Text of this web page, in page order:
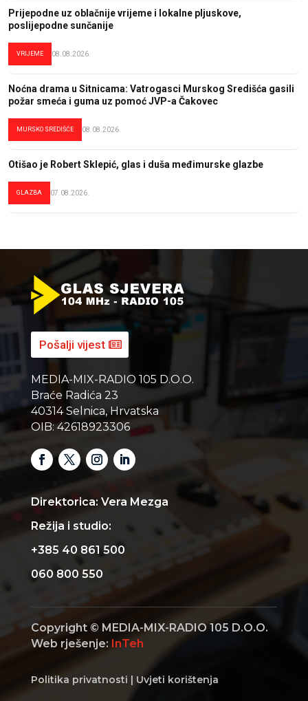
Prijepodne uz oblačnije vrijeme i lokalne pljuskove,
poslijepodne sunčanije
VRIJEME 08.08.2026.
Noćna drama u Sitnicama: Vatrogasci Murskog Središća gasili
požar smeća i guma uz pomoć JVP-a Čakovec
MURSKO SREDIŠĆE 08.08.2026.
Otišao je Robert Sklepić, glas i duša međimurske glazbe
GLAZBA 07.08.2026.
Pošalji vijest
MEDIA-MIX-RADIO 105 D.O.O.
Braće Radića 23
40314 Selnica, Hrvatska
OIB: 42618923306
Direktorica: Vera Mezga
Režija i studio:
+385 40 861 500
060 800 550
Copyright © MEDIA-MIX-RADIO 105 D.O.O.
Web rješenje: InTeh
Politika privatnosti | Uvjeti korištenja